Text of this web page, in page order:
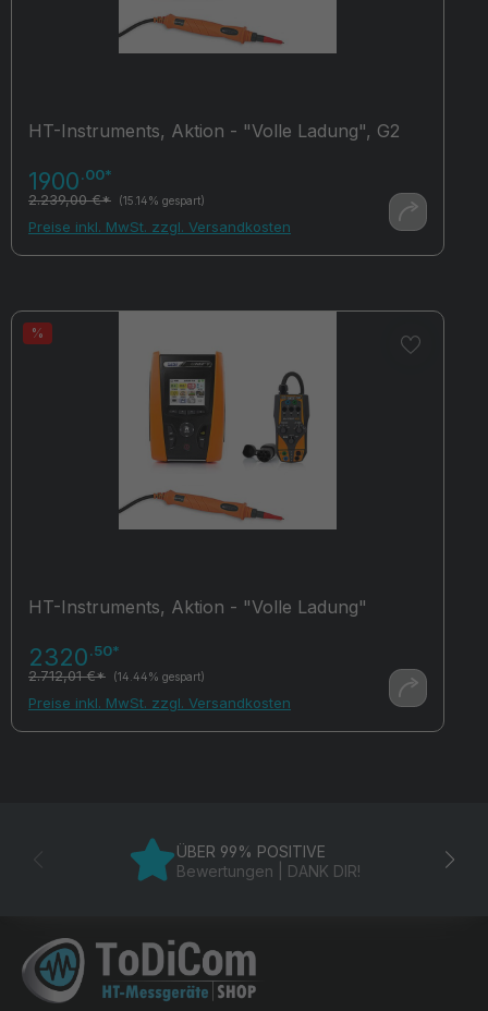
HT-Instruments, Aktion - "Volle Ladung", G2
1900.00*
2.239,00 €*
(15.14% gespart)
Preise inkl. MwSt. zzgl. Versandkosten
%
HT-Instruments, Aktion - "Volle Ladung"
2320.50*
2.712,01 €*
(14.44% gespart)
Preise inkl. MwSt. zzgl. Versandkosten
ÜBER 99% POSITIVE
Bewertungen | DANK DIR!